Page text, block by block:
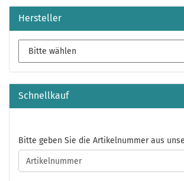
Hersteller
Schnellkauf
BITTE
GEBEN
SIE
DIE
Bitte geben Sie die Artikelnummer aus